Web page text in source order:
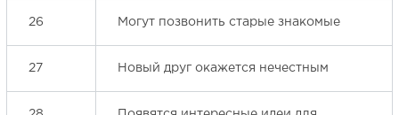
26 Могут позвонить старые знакомые
27 Новый друг окажется нечестным